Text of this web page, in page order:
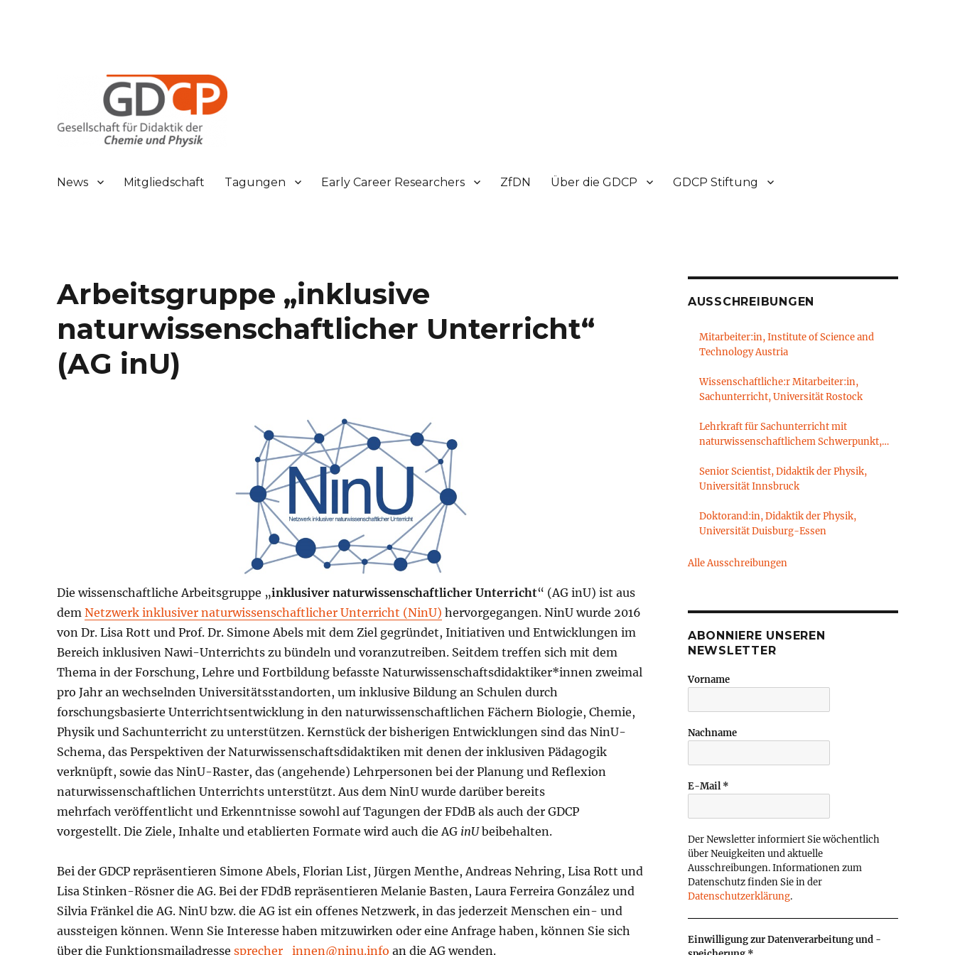
News Mitgliedschaft Tagungen Early Career Researchers ZfDN Über die GDCP GDCP Stiftung
Arbeitsgruppe „inklusive
naturwissenschaftlicher Unterricht“
(AG inU)
Die wissenschaftliche Arbeitsgruppe „inklusiver naturwissenschaftlicher Unterricht“ (AG inU) ist aus
demNetzwerk inklusiver naturwissenschaftlicher Unterricht (NinU) hervorgegangen. NinU wurde 2016
von Dr. Lisa Rott und Prof. Dr. Simone Abels mit dem Ziel gegründet, Initiativen und Entwicklungen im
Bereich inklusiven Nawi-Unterrichts zu bündeln und voranzutreiben. Seitdem treffen sich mit dem
Thema in der Forschung, Lehre und Fortbildung befasste Naturwissenschaftsdidaktiker*innen zweimal
pro Jahr an wechselnden Universitätsstandorten, um inklusive Bildung an Schulen durch
forschungsbasierte Unterrichtsentwicklung in den naturwissenschaftlichen Fächern Biologie, Chemie,
Physik und Sachunterricht zu unterstützen. Kernstück der bisherigen Entwicklungen sind das NinU-
Schema, das Perspektiven der Naturwissenschaftsdidaktiken mit denen der inklusiven Pädagogik
verknüpft, sowie das NinU-Raster, das (angehende) Lehrpersonen bei der Planung und Reflexion
naturwissenschaftlichen Unterrichts unterstützt. Aus dem NinU wurde darüber bereits
mehrfach veröffentlicht und Erkenntnisse sowohl auf Tagungen der FDdB als auch der GDCP
vorgestellt. Die Ziele, Inhalte und etablierten Formate wird auch die AG inUbeibehalten.
Bei der GDCP repräsentieren Simone Abels, Florian List, Jürgen Menthe, Andreas Nehring, Lisa Rott und
Lisa Stinken-Rösner die AG. Bei der FDdB repräsentieren Melanie Basten, Laura Ferreira González und
Silvia Fränkel die AG. NinU bzw. die AG ist ein offenes Netzwerk, in das jederzeit Menschen ein- und
aussteigen können. Wenn Sie Interesse haben mitzuwirken oder eine Anfrage haben, können Sie sich
über die Funktionsmailadressesprecher_innen@ninu.info an die AG wenden.
AUSSCHREIBUNGEN
Mitarbeiter:in, Institute of Science and
Technology Austria
Wissenschaftliche:r Mitarbeiter:in,
Sachunterricht, Universität Rostock
Lehrkraft für Sachunterricht mit
naturwissenschaftlichem Schwerpunkt,
Brandenburgische Technische Universität
Cottbus-Senftenberg
Senior Scientist, Didaktik der Physik,
Universität Innsbruck
Doktorand:in, Didaktik der Physik,
Universität Duisburg-Essen
Alle Ausschreibungen
ABONNIERE UNSEREN
NEWSLETTER
Vorname
Nachname
E-Mail *
Der Newsletter informiert Sie wöchentlich
über Neuigkeiten und aktuelle
Ausschreibungen. Informationen zum
Datenschutz finden Sie in der
Datenschutzerklärung.
Einwilligung zur Datenverarbeitung und -